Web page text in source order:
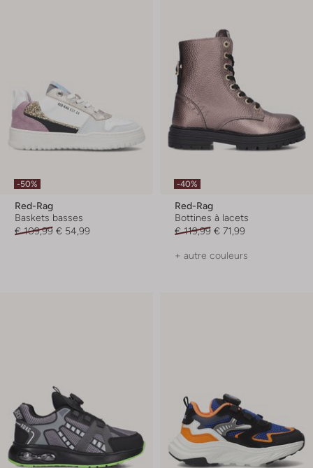
-50%
Red-Rag
Baskets basses
€ 109,99 € 54,99
-40%
Red-Rag
Bottines à lacets
€ 119,99 € 71,99
+ autre couleurs